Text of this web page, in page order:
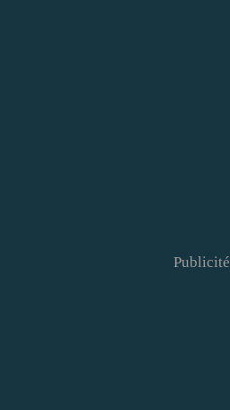
Publicité